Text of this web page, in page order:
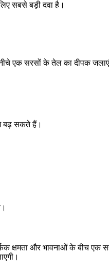
सबसे बड़ी दवा है।
एक सरसों के तेल का दीपक
बढ़ सकते हैं।
क्षमता और भावनाओं के बीच एक